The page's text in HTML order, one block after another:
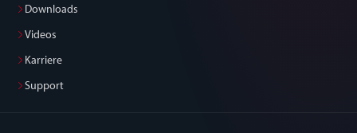
Downloads
Videos
Karriere
Support